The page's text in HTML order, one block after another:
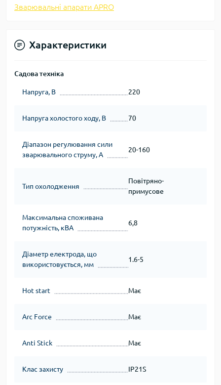
Зварювальні апарати APRO
Характеристики
Садова техніка
Напруга, В 220
Напруга холостого ходу, В 70
Діапазон регулювання сили
зварювального струму, А
20-160
Тип охолодження
Повітряно-
примусове
Максимальна споживана
потужність, кВА
6,8
Діаметр електрода, що
використовується, мм
1.6-5
Hot start Має
Arc Force Має
Anti Stick Має
Клас захисту IP21S